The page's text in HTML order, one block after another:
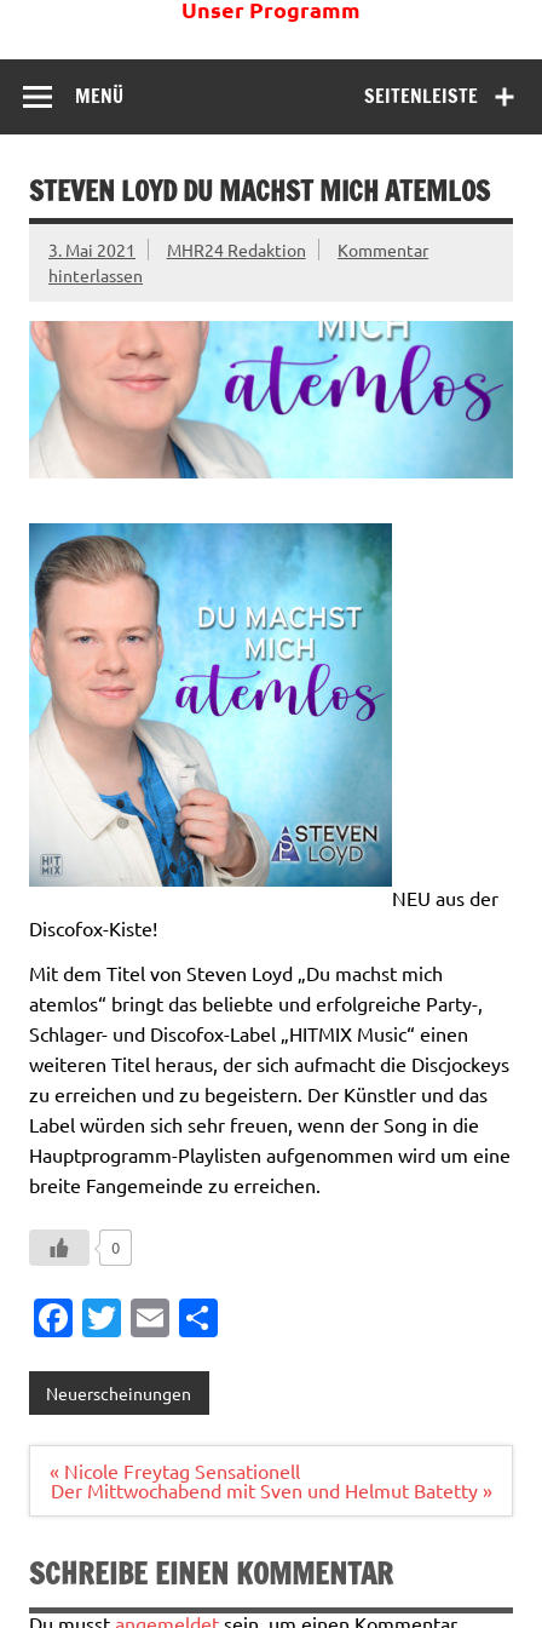
Unser Programm
SEITENLEISTE
MENÜ
STEVEN LOYD DU MACHST MICH ATEMLOS
3. Mai 2021 MHR24 Redaktion
Kommentar
hinterlassen
NEU aus der
Discofox-Kiste!
Mit dem Titel von Steven Loyd „Du machst mich
atemlos“ bringt das beliebte und erfolgreiche Party-,
Schlager- und Discofox-Label „HITMIX Music“ einen
weiteren Titel heraus, der sich aufmacht die Discjockeys
zu erreichen und zu begeistern. Der Künstler und das
Label würden sich sehr freuen, wenn der Song in die
Hauptprogramm-Playlisten aufgenommen wird um eine
breite Fangemeinde zu erreichen.
0
Fa
e
b
o
o
k
T
it
te
r
E
ai
l
n
Neuerscheinungen
Beitragsnavigation
« Nicole Freytag Sensationell
Der Mittwochabend mit Sven und Helmut Batetty »
SCHREIBE EINEN KOMMENTAR
Du musst angemeldet sein, um einen Kommentar